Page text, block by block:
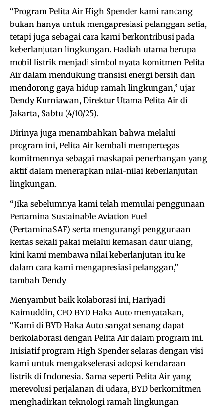
“Program Pelita Air High Spender kami rancang
bukan hanya untuk mengapresiasi pelanggan setia,
tetapi juga sebagai cara kami berkontribusi pada
keberlanjutan lingkungan. Hadiah utama berupa
mobil listrik menjadi simbol nyata komitmen Pelita
Air dalam mendukung transisi energi bersih dan
mendorong gaya hidup ramah lingkungan,” ujar
Dendy Kurniawan, Direktur Utama Pelita Air di
Jakarta, Sabtu (4/10/25).
Dirinya juga menambahkan bahwa melalui
program ini, Pelita Air kembali mempertegas
komitmennya sebagai maskapai penerbangan yang
aktif dalam menerapkan nilai-nilai keberlanjutan
lingkungan.
“Jika sebelumnya kami telah memulai penggunaan
Pertamina Sustainable Aviation Fuel
(PertaminaSAF) serta mengurangi penggunaan
kertas sekali pakai melalui kemasan daur ulang,
kini kami membawa nilai keberlanjutan itu ke
dalam cara kami mengapresiasi pelanggan,”
tambah Dendy.
Menyambut baik kolaborasi ini, Hariyadi
Kaimuddin, CEO BYD Haka Auto menyatakan,
“Kami di BYD Haka Auto sangat senang dapat
berkolaborasi dengan Pelita Air dalam program ini.
Inisiatif program High Spender selaras dengan visi
kami untuk mengakselerasi adopsi kendaraan
listrik di Indonesia. Sama seperti Pelita Air yang
merevolusi perjalanan di udara, BYD berkomitmen
menghadirkan teknologi ramah lingkungan